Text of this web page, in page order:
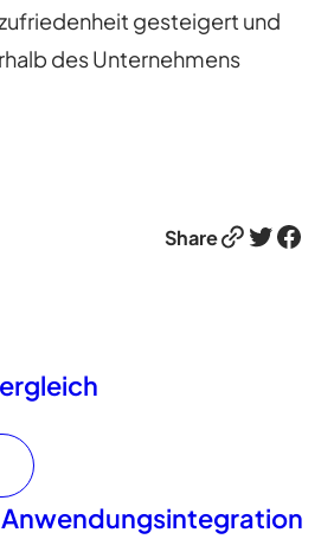
gesteigert und
des Unternehmens
ShareLink Twitter Facebook
Anwendungsintegration